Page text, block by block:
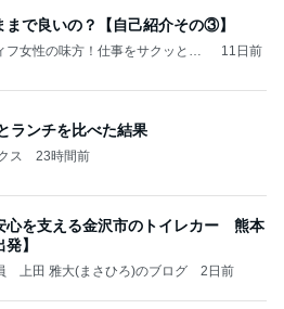
まで良いの？【自己紹介その③】
フ女性の味方！仕事をサクッと終
11日前
ランチを比べた結果
ス 23時間前
心を支える金沢市のトイレカー 熊本
】
上田 雅大(まさひろ)のブログ 2日前